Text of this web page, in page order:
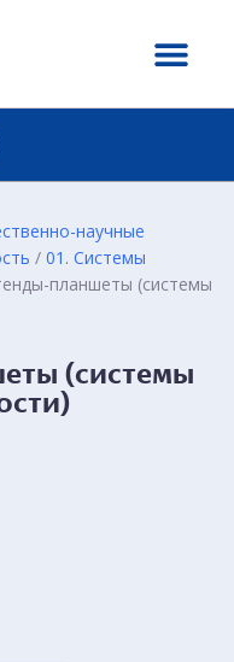
научные
/ 01. Системы
планшеты (системы
(системы